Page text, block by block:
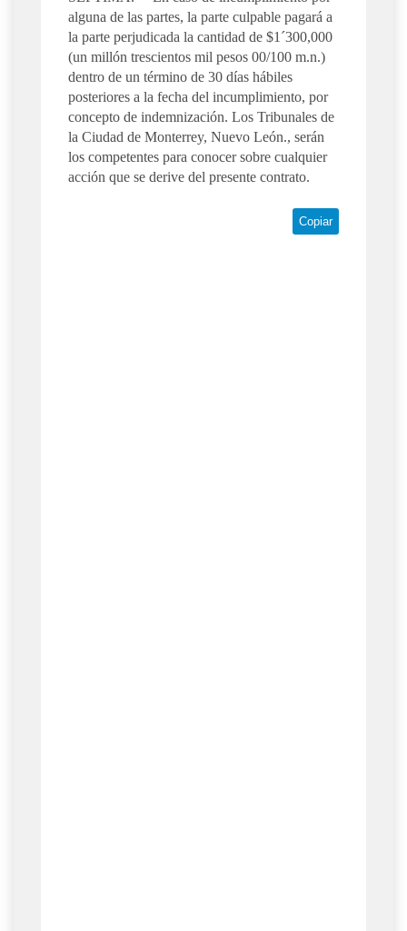
alguna de las partes, la parte culpable pagará a
la parte perjudicada la cantidad de $1´300,000
(un millón trescientos mil pesos 00/100 m.n.)
dentro de un término de 30 días hábiles
posteriores a la fecha del incumplimiento, por
concepto de indemnización. Los Tribunales de
la Ciudad de Monterrey, Nuevo León., serán
los competentes para conocer sobre cualquier
acción que se derive del presente contrato.
Copiar